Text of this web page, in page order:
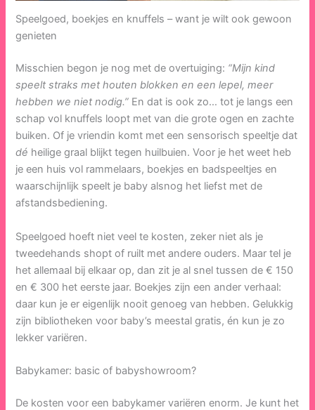
Speelgoed, boekjes en knuffels – want je wilt ook gewoon
genieten
Misschien begon je nog met de overtuiging: “Mijn kind
speelt straks met houten blokken en een lepel, meer
hebben we niet nodig.” En dat is ook zo… tot je langs een
schap vol knuffels loopt met van die grote ogen en zachte
buiken. Of je vriendin komt met een sensorisch speeltje dat
dé heilige graal blijkt tegen huilbuien. Voor je het weet heb
je een huis vol rammelaars, boekjes en badspeeltjes en
waarschijnlijk speelt je baby alsnog het liefst met de
afstandsbediening.
Speelgoed hoeft niet veel te kosten, zeker niet als je
tweedehands shopt of ruilt met andere ouders. Maar tel je
het allemaal bij elkaar op, dan zit je al snel tussen de € 150
en € 300 het eerste jaar. Boekjes zijn een ander verhaal:
daar kun je er eigenlijk nooit genoeg van hebben. Gelukkig
zijn bibliotheken voor baby’s meestal gratis, én kun je zo
lekker variëren.
Babykamer: basic of babyshowroom?
De kosten voor een babykamer variëren enorm. Je kunt het